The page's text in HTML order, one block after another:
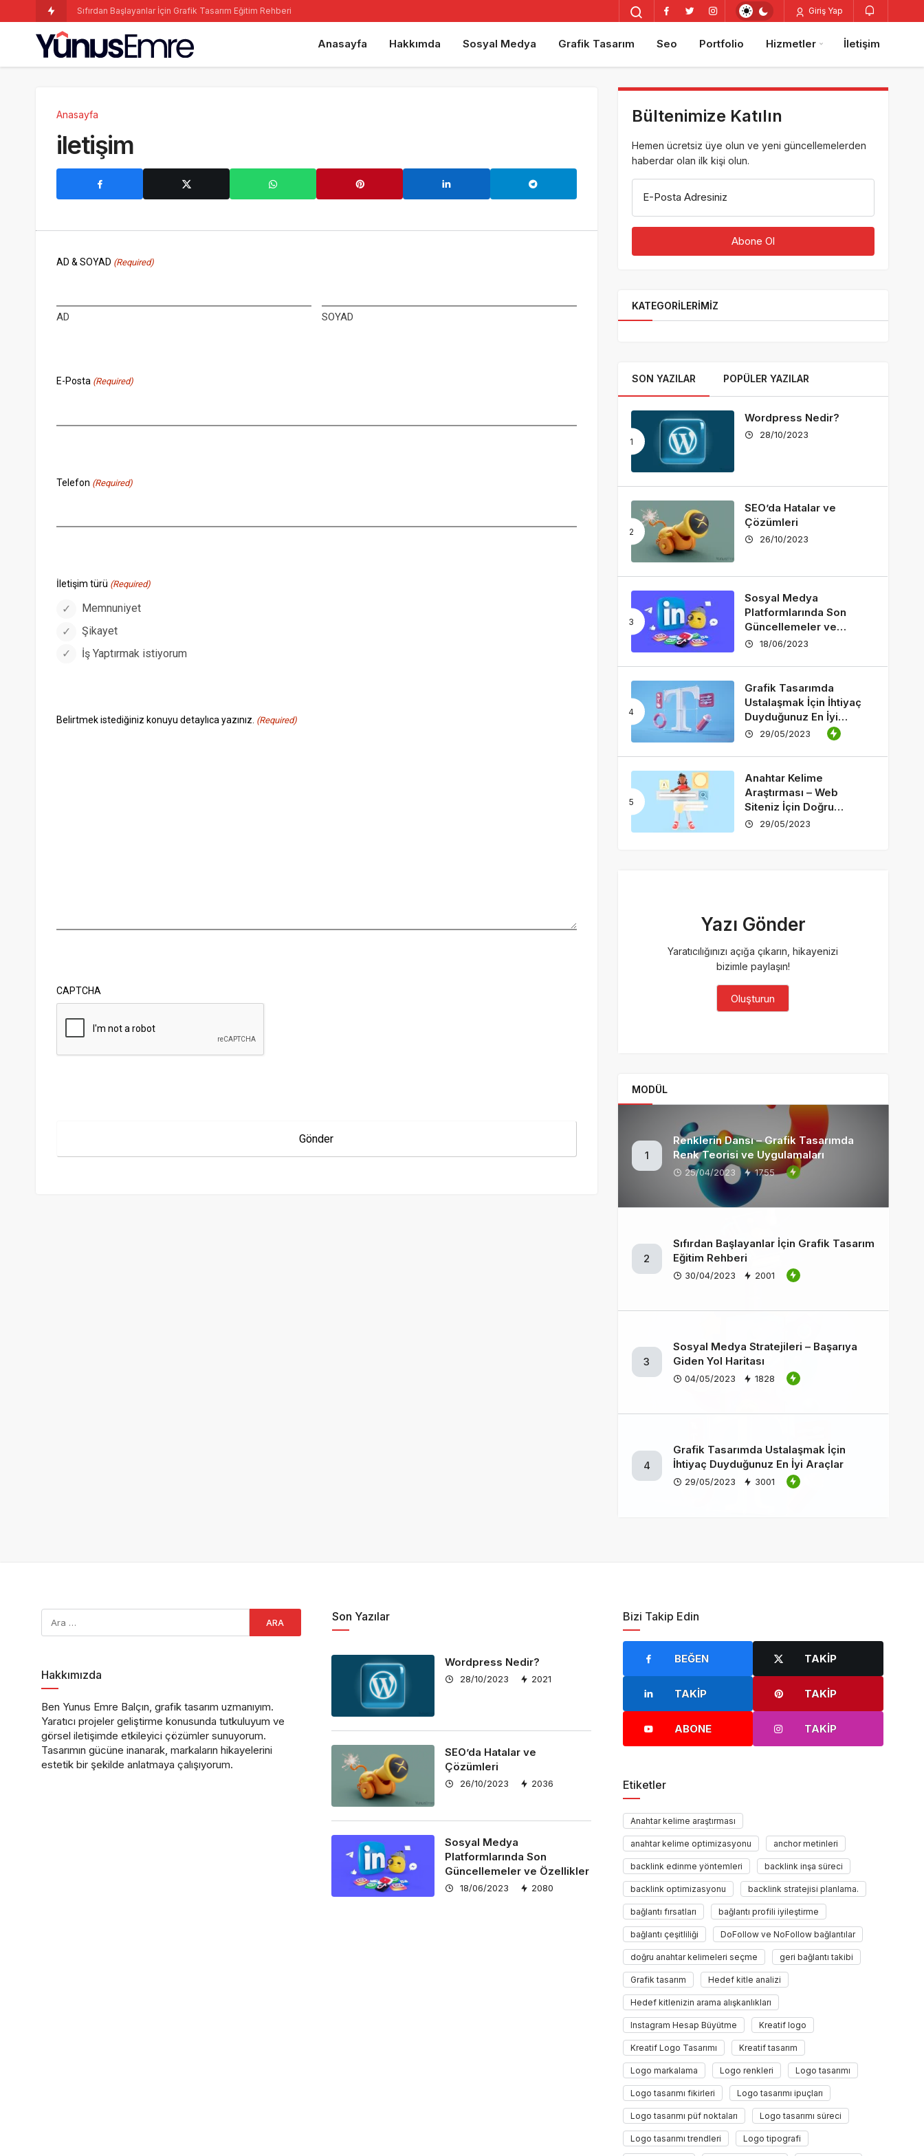
Sosyal M Giriş Yap
Anasayfa Hakkımda Sosyal Medya Grafik Tasarım Seo Portfolio Hizmetler İletişim
Anasayfa
iletişim
AD & SOYAD (Required)
AD SOYAD
E-Posta (Required)
Telefon (Required)
İletişim türü (Required)
Memnuniyet
Şikayet
İş Yaptırmak istiyorum
Belirtmek istediğiniz konuyu detaylıca yazınız. (Required)
CAPTCHA
Bültenimize Katılın
Hemen ücretsiz üye olun ve yeni güncellemelerden
haberdar olan ilk kişi olun.
E-Posta Adresiniz
KATEGORILERIMIZ
SON YAZILAR POPÜLER YAZILAR
Wordpress Nedir?
28/10/2023
SEO’da Hatalar ve
Çözümleri
26/10/2023
Sosyal Medya
Platformlarında Son
Güncellemeler ve
Özellikler
18/06/2023
Grafik Tasarımda
Ustalaşmak İçin İhtiyaç
Duyduğunuz En İyi
Araçlar
29/05/2023
Anahtar Kelime
Araştırması – Web
Siteniz İçin Doğru
Anahtar Kelimeleri Nasıl
29/05/2023
Yazı Gönder
Yaratıcılığınızı açığa çıkarın, hikayenizi
bizimle paylaşın!
Oluşturun
MODÜL
1
Renklerin Dansı – Grafik Tasarımda
Renk Teorisi ve Uygulamaları
25/04/2023 1755
2
Sıfırdan Başlayanlar İçin Grafik Tasarım
Eğitim Rehberi
30/04/2023 2001
3
Sosyal Medya Stratejileri – Başarıya
Giden Yol Haritası
04/05/2023 1828
4
Grafik Tasarımda Ustalaşmak İçin
İhtiyaç Duyduğunuz En İyi Araçlar
29/05/2023 3001
Hakkımızda
Ben Yunus Emre Balçın, grafik tasarım uzmanıyım.
Yaratıcı projeler geliştirme konusunda tutkuluyum ve
görsel iletişimde etkileyici çözümler sunuyorum.
Tasarımın gücüne inanarak, markaların hikayelerini
estetik bir şekilde anlatmaya çalışıyorum.
Son Yazılar
Wordpress Nedir?
28/10/2023 2021
SEO’da Hatalar ve
Çözümleri
26/10/2023 2036
Sosyal Medya
Platformlarında Son
Güncellemeler ve Özellikler
18/06/2023 2080
Bizi Takip Edin
BEĞEN TAKIP
TAKIP TAKIP
ABONE TAKIP
Etiketler
Anahtar kelime araştırması
anahtar kelime optimizasyonu anchor metinleri
backlink edinme yöntemleri backlink inşa süreci
backlink optimizasyonu backlink stratejisi planlama.
bağlantı fırsatları bağlantı profili iyileştirme
bağlantı çeşitliliği DoFollow ve NoFollow bağlantılar
doğru anahtar kelimeleri seçme geri bağlantı takibi
Grafik tasarım Hedef kitle analizi
Hedef kitlenizin arama alışkanlıkları
Instagram Hesap Büyütme Kreatif logo
Kreatif Logo Tasarımı Kreatif tasarım
Logo markalama Logo renkleri Logo tasarımı
Logo tasarımı fikirleri Logo tasarımı ipuçları
Logo tasarımı püf noktaları Logo tasarımı süreci
Logo tasarımı trendleri Logo tipografi